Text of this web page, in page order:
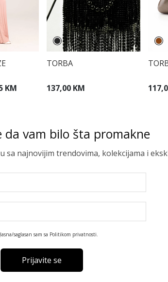
KM
TORBA
137,00 KM
da vam bilo šta promakne
sa najnovijim trendovima, kolekcijama i
saglasan sam sa Politikom privatnosti.
Prijavite se